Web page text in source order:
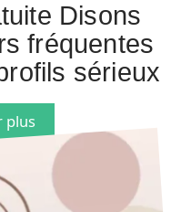
Disons
fréquentes
sérieux
plus